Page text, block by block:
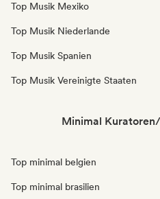
Top Musik Mexiko
Top Musik Niederlande
Top Musik Spanien
Top Musik Vereinigte Staaten
Minimal
Top minimal belgien
Top minimal brasilien